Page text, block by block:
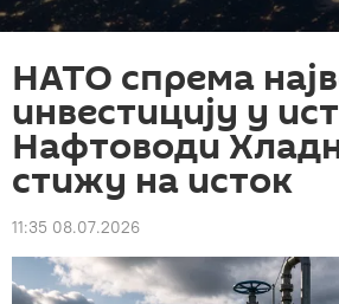
НАТО спрема
инвестицију у
Нафтоводи
стижу на исток
11:35 08.07.2026